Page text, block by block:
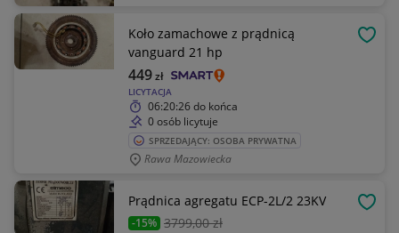
Koło zamachowe z prądnicą
vanguard 21 hp
LICYTACJA
449zł
06:20:26do końca
0 osób licytuje
SPRZEDAJĄCY: OSOBA PRYWATNA
Rawa Mazowiecka
Prądnica agregatu ECP-2L/2 23KV
-15% 3799,00 zł